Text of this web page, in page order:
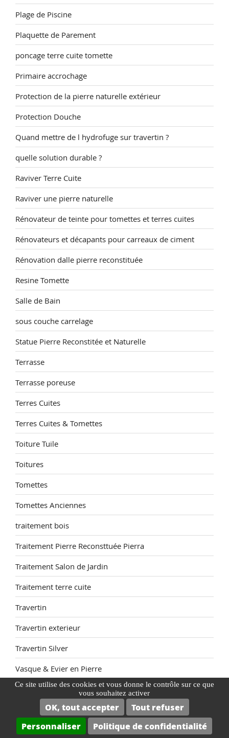
Ce site utilise des cookies et vous donne le contrôle sur ce que
vous souhaitez activer
OK, tout accepter
Tout refuser
Personnaliser
Politique de confidentialité
Plage de Piscine
Plaquette de Parement
poncage terre cuite tomette
Primaire accrochage
Protection de la pierre naturelle extérieur
Protection Douche
Quand mettre de l hydrofuge sur travertin ?
quelle solution durable ?
Raviver Terre Cuite
Raviver une pierre naturelle
Rénovateur de teinte pour tomettes et terres cuites
Rénovateurs et décapants pour carreaux de ciment
Rénovation dalle pierre reconstituée
Resine Tomette
Salle de Bain
sous couche carrelage
Statue Pierre Reconstitée et Naturelle
Terrasse
Terrasse poreuse
Terres Cuites
Terres Cuites & Tomettes
Toiture Tuile
Toitures
Tomettes
Tomettes Anciennes
traitement bois
Traitement Pierre Reconsttuée Pierra
Traitement Salon de Jardin
Traitement terre cuite
Travertin
Travertin exterieur
Travertin Silver
Vasque & Evier en Pierre
Zellige